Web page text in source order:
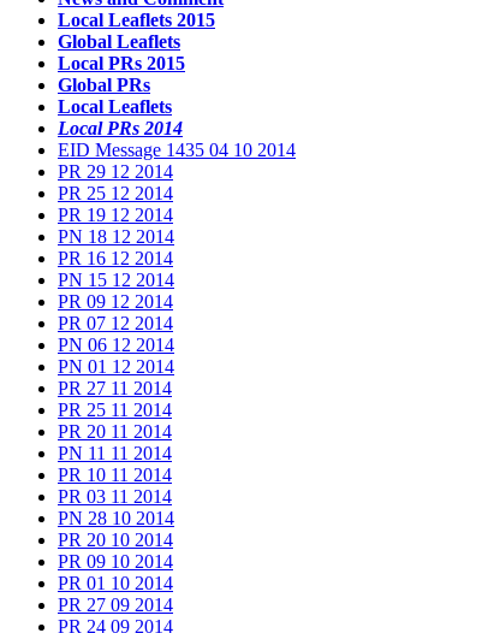
Local Leaflets 2015
Global Leaflets
Local PRs 2015
Global PRs
Local Leaflets
Local PRs 2014
EID Message 1435 04 10 2014
PR 29 12 2014
PR 25 12 2014
PR 19 12 2014
PN 18 12 2014
PR 16 12 2014
PN 15 12 2014
PR 09 12 2014
PR 07 12 2014
PN 06 12 2014
PN 01 12 2014
PR 27 11 2014
PR 25 11 2014
PR 20 11 2014
PN 11 11 2014
PR 10 11 2014
PR 03 11 2014
PN 28 10 2014
PR 20 10 2014
PR 09 10 2014
PR 01 10 2014
PR 27 09 2014
PR 24 09 2014